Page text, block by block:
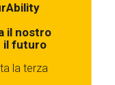
il nostro
il futuro
la terza